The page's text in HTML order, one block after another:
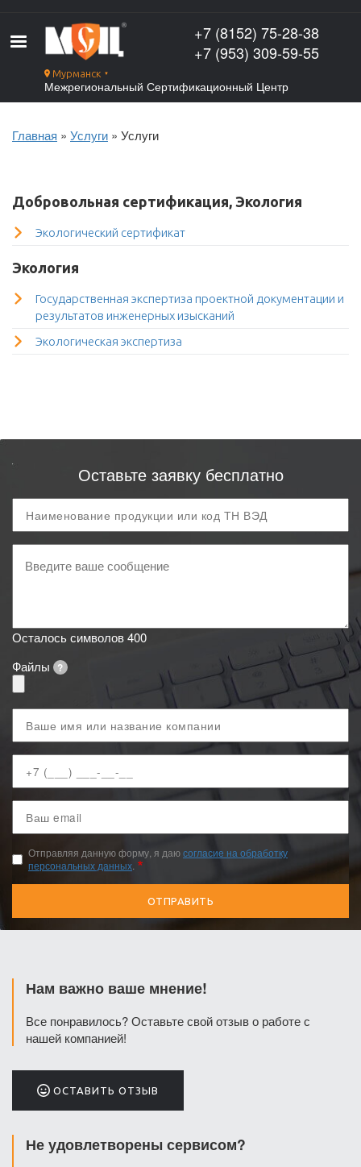
основному
содержанию
Мурманск ▼
Межрегиональный Сертификационный Центр
+7 (8152) 75-28-38
+7 (953) 309-59-55
Главная Услуги Услуги
Добровольная сертификация, Экология
Экологический сертификат
Экология
Государственная экспертиза проектной документации и
результатов инженерных изысканий
Экологическая экспертиза
Оставьте заявку бесплатно
код
ТН
ВЭД
сообщение
Осталось символов400
Файлы
?
имя
телефон
email
Отправляя данную форму, я даюсогласие на обработку
персональных данных
Нам важно ваше мнение!
Все понравилось? Оставьте свой отзыв о работе с
нашей компанией!
ОСТАВИТЬ ОТЗЫВ
Не удовлетворены сервисом?